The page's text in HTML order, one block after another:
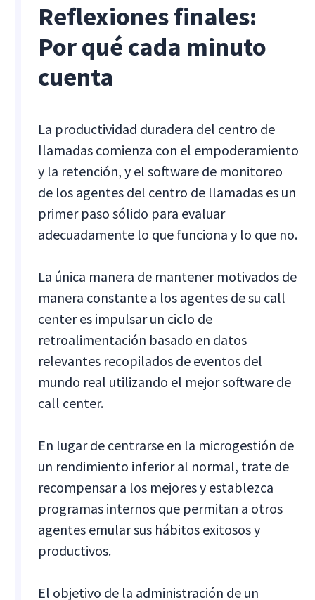
Reflexiones finales:
Por qué cada minuto
cuenta
La productividad duradera del centro de
llamadas comienza con el empoderamiento
y la retención, y el software de monitoreo
de los agentes del centro de llamadas es un
primer paso sólido para evaluar
adecuadamente lo que funciona y lo que no.
La única manera de mantener motivados de
manera constante a los agentes de su call
center es impulsar un ciclo de
retroalimentación basado en datos
relevantes recopilados de eventos del
mundo real utilizando el mejor software de
call center.
En lugar de centrarse en la microgestión de
un rendimiento inferior al normal, trate de
recompensar a los mejores y establezca
programas internos que permitan a otros
agentes emular sus hábitos exitosos y
productivos.
El objetivo de la administración de un